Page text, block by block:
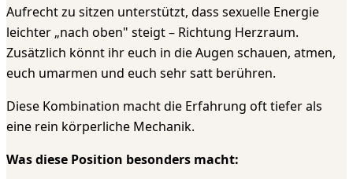
Aufrecht zu sitzen unterstützt, dass sexuelle Energie
leichter „nach oben" steigt – Richtung Herzraum.
Zusätzlich könnt ihr euch in die Augen schauen, atmen,
euch umarmen und euch sehr satt berühren.
Diese Kombination macht die Erfahrung oft tiefer als
eine rein körperliche Mechanik.
Was diese Position besonders macht: